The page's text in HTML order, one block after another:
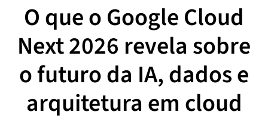
O que o Google Cloud
Next 2026 revela sobre
o futuro da IA, dados e
arquitetura em cloud